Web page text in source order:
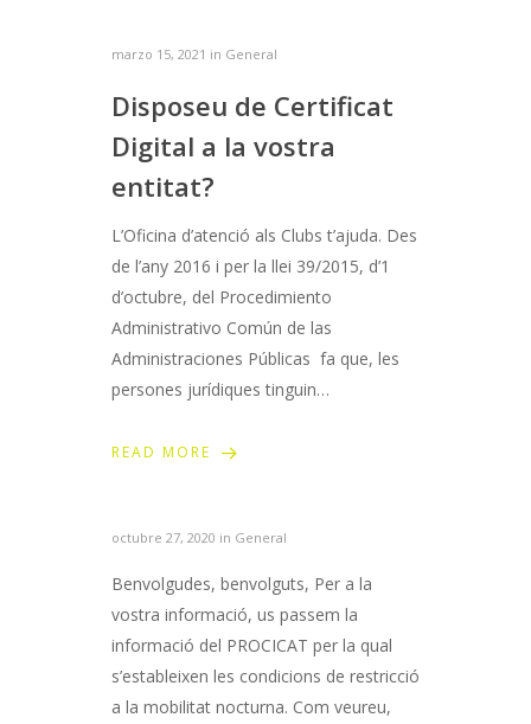
marzo 15, 2021 in General
Disposeu de Certificat
Digital a la vostra
entitat?
L’Oficina d’atenció als Clubs t’ajuda. Des
de l’any 2016 i per la llei 39/2015, d’1
d’octubre, del Procedimiento
Administrativo Común de las
Administraciones Públicas fa que, les
persones jurídiques tinguin…
READ MORE
octubre 27, 2020 in General
Benvolgudes, benvolguts, Per a la
vostra informació, us passem la
informació del PROCICAT per la qual
s’estableixen les condicions de restricció
a la mobilitat nocturna. Com veureu,